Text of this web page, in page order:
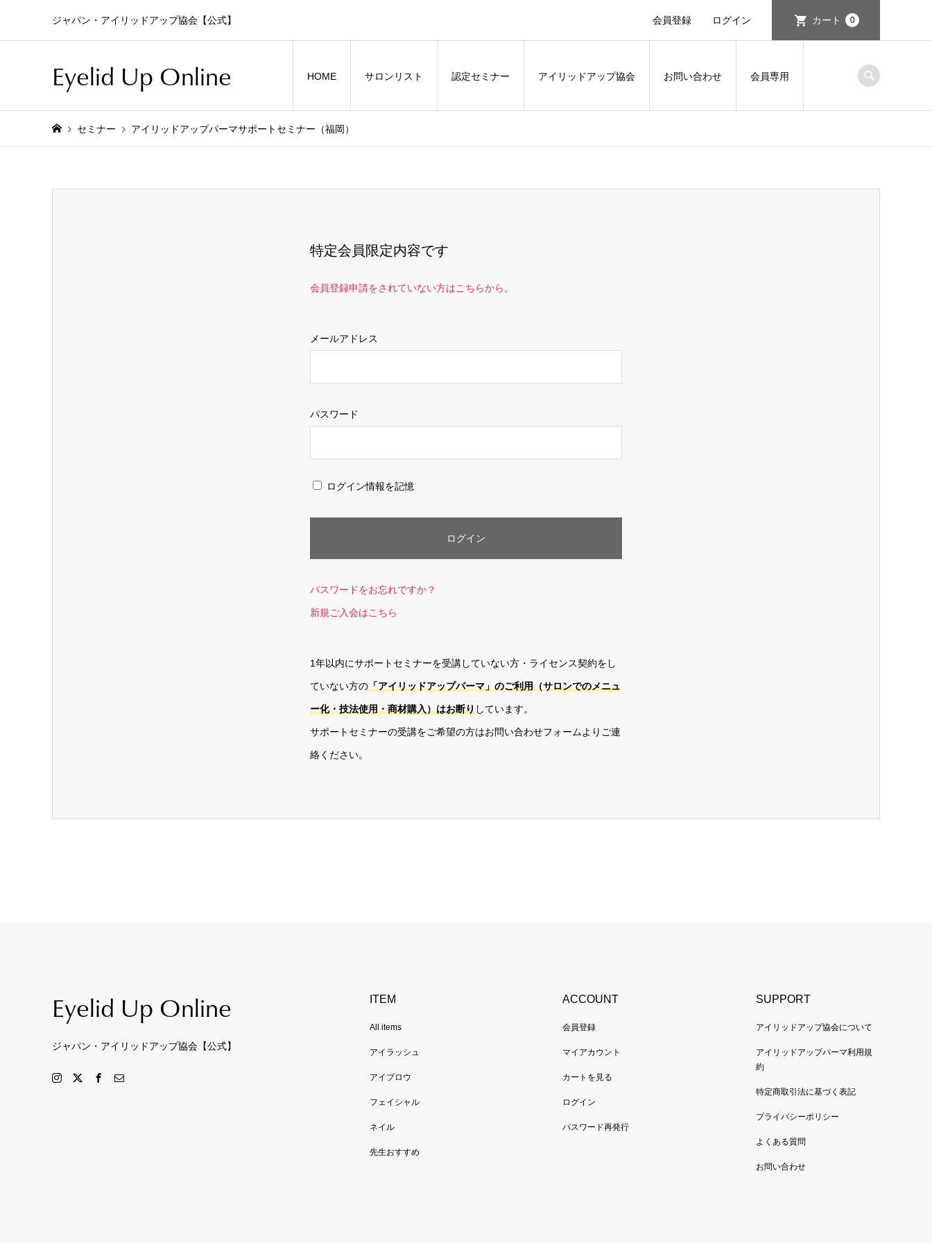
ジャパン・アイリッドアップ協会【公式】 会員登録 ログイン カート 0
Eyelid Up Online HOME サロンリスト 認定セミナー アイリッドアップ協会 お問い合わせ 会員専用
セミナー アイリッドアップパーマサポートセミナー（福岡）
特定会員限定内容です
会員登録申請をされていない方はこちらから。
メールアドレス
パスワード
ログイン情報を記憶
パスワードをお忘れですか？
新規ご入会はこちら
1年以内にサポートセミナーを受講していない方・ライセンス契約をし
ていない方の 「アイリッドアップパーマ」のご利用（サロンでのメニュ
ー化・技法使用・商材購入）はお断り しています。
サポートセミナーの受講をご希望の方はお問い合わせフォームよりご連
絡ください。
Eyelid Up Online
ジャパン・アイリッドアップ協会【公式】
ITEM
All items
アイラッシュ
アイブロウ
フェイシャル
ネイル
先生おすすめ
ACCOUNT
会員登録
マイアカウント
カートを見る
ログイン
パスワード再発行
SUPPORT
アイリッドアップ協会について
アイリッドアップパーマ利用規
約
特定商取引法に基づく表記
プライバシーポリシー
よくある質問
お問い合わせ